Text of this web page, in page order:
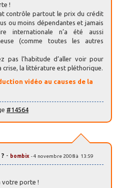
!
contrôle partout le prix du crédit
ou moins dépendantes et jamais
internationale n’a été aussi
(comme toutes les autres
pas l’habitude d’aller voir pour
crise, la littérature est pléthorique.
vidéo au causes de la
#14564
- bombix - 4 novembre 2008 à 13:59
votre porte !